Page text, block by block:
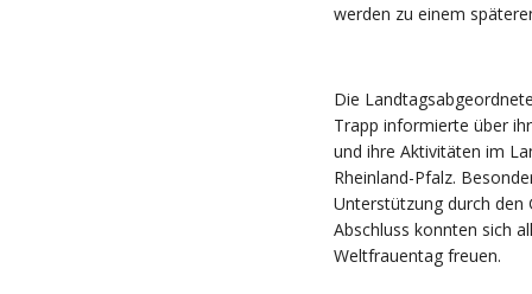
werden zu einem
Die
Trapp informierte über
und ihre Aktivitäten im
Rheinland-Pfalz.
Unterstützung durch den
Abschluss konnten sich
Weltfrauentag freuen.